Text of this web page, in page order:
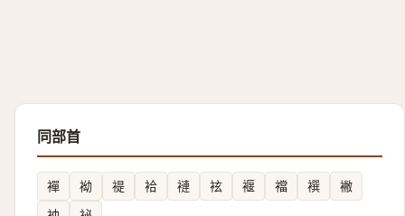
同部首
襌 袎 褆 袷 褳 袨 褗 襠 襈
襒